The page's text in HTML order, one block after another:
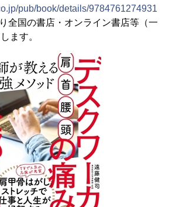
pub/book/details/9784761274931
全国の書店・オンライン書店等（一
ます。